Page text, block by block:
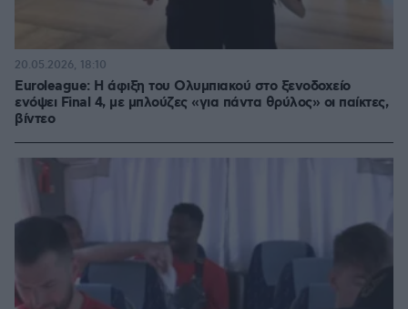
Euroleague: Η άφιξη του Ολυμπιακού στο ξενοδοχείο
ενόψει Final 4, με μπλούζες «για πάντα θρύλος» οι παίκτες,
βίντεο
20.05.2026, 18:10